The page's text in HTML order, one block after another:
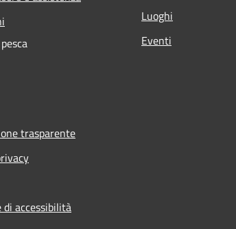
Luoghi
Eventi
trasparente
di accessibilità